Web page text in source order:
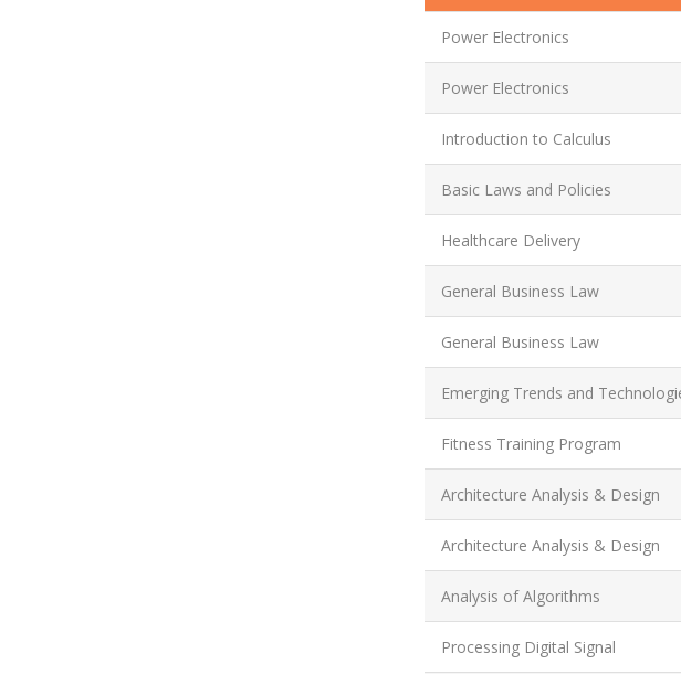
Power Electronics
Power Electronics
Introduction to Calculus
Basic Laws and Policies
Healthcare Delivery
General Business Law
General Business Law
Emerging Trends and
Fitness Training Program
Architecture Analysis & Design
Architecture Analysis & Design
Analysis of Algorithms
Processing Digital Signal